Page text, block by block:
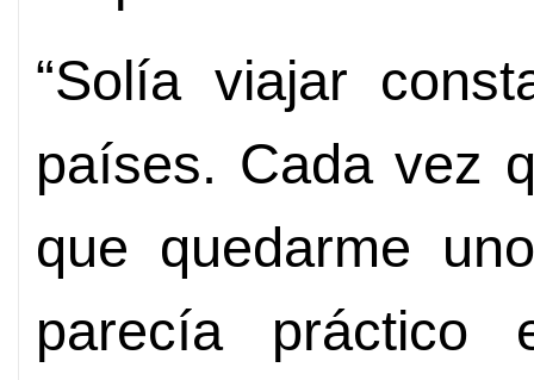
“Solía viajar
países. Cada vez
que quedarme
parecía práctico